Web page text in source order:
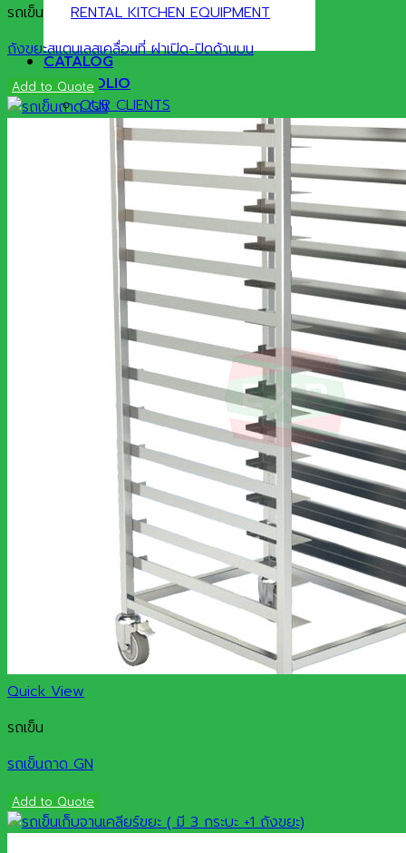
RENTAL KITCHEN EQUIPMENT
CATALOG
PORTFOLIO
OUR CLIENTS
NEWS&ARTICLES
Search
รถเข็น
ถังขยะสแตนเลสเคลื่อนที่ ฝาเปิด-ปิดด้านบน
Add to Quote
Quick View
รถเข็น
รถเข็นถาด GN
Add to Quote